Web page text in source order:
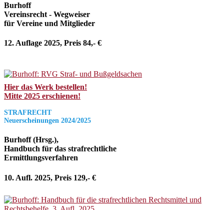
Burhoff
Vereinsrecht - Wegweiser
für Vereine und Mitglieder
12. Auflage 2025, Preis 84,- €
Hier das Werk bestellen!
Mitte 2025 erschienen!
STRAFRECHT
Neuerscheinungen 2024/2025
Burhoff (Hrsg.),
Handbuch für das strafrechtliche
Ermittlungsverfahren
10. Aufl. 2025, Preis 129,- €